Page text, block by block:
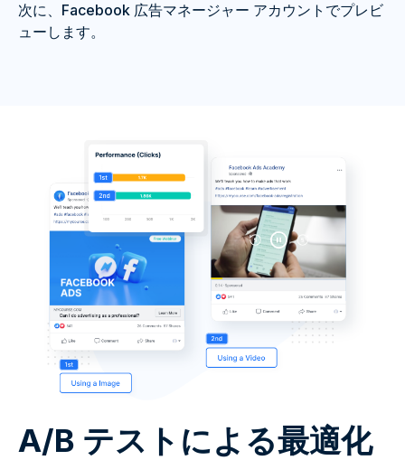
次に、Facebook 広告マネージャー アカウントでプレビ
ューします。
A/B テストによる最適化